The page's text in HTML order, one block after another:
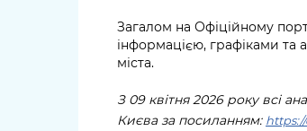
Загалом на Офіційному
інформацією, графіками та
міста.
З 09 квітня 2026 року всі
Києва за посиланням: